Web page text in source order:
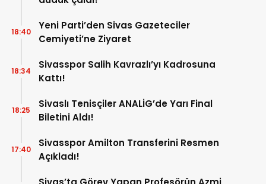
Yeni Parti’den Sivas Gazeteciler
Cemiyeti’ne Ziyaret
18:40
Sivasspor Salih Kavrazlı’yı Kadrosuna
Kattı!
18:34
Sivaslı Tenisçiler ANALİG’de Yarı Final
Biletini Aldı!
18:25
Sivasspor Amilton Transferini Resmen
Açıkladı!
17:40